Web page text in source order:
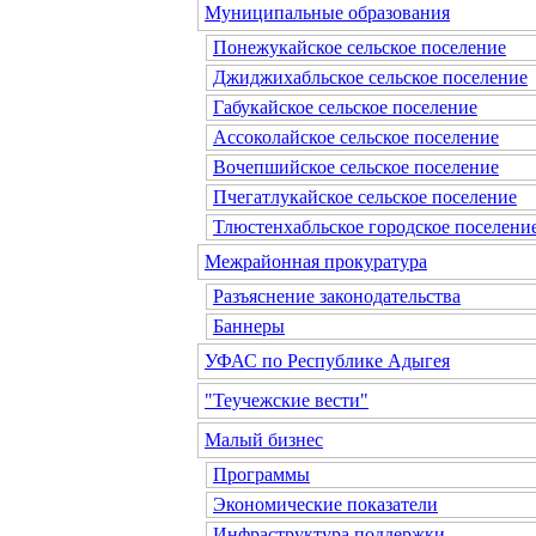
Муниципальные образования
Понежукайское сельское поселение
Джиджихабльское сельское поселение
Габукайское сельское поселение
Ассоколайское сельское поселение
Вочепшийское сельское поселение
Пчегатлукайское сельское поселение
Тлюстенхабльское городское
Межрайонная прокуратура
Разъяснение законодательства
Баннеры
УФАС по Республике Адыгея
"Теучежские вести"
Малый бизнес
Программы
Экономические показатели